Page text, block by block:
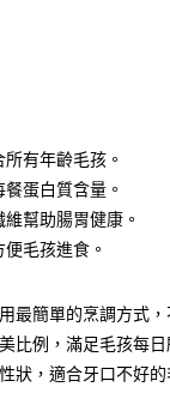
含以上)免運費
有年齡毛孩。
蛋白質含量。
幫助腸胃健康。
毛孩進食。
最簡單的烹調方式，
比例，滿足毛孩每日
狀，適合牙口不好